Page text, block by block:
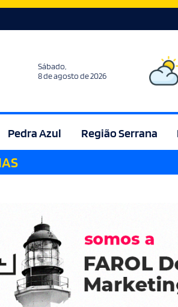
Sábado,
8 de agosto de 2026
Pedra Azul Região Serrana